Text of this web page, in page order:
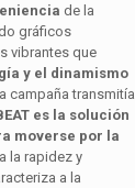
de la
gráficos
vibrantes que
y el dinamismo
campaña transmitía
es la solución
moverse por la
la rapidez y
a la